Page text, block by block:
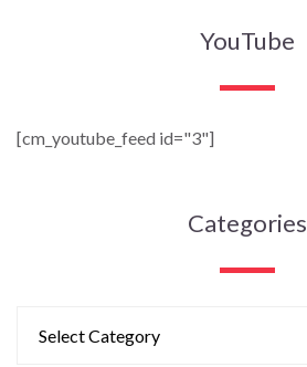
YouTube
[cm_youtube_feed id="3"]
Categories